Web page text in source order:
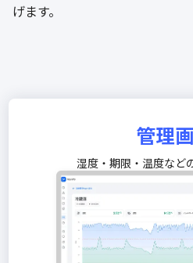
げます。
管理
湿度・期限・温度など